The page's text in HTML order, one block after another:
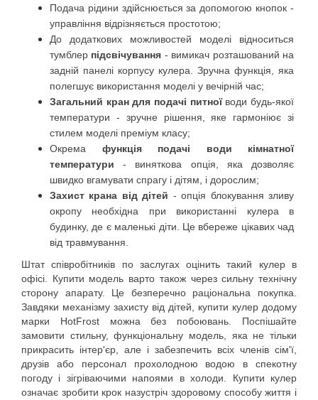
Подача рідини здійснюється за допомогою кнопок -
управління відрізняється простотою;
До додаткових можливостей моделі відноситься
тумблер підсвічування - вимикач розташований на
задній панелі корпусу кулера. Зручна функція, яка
полегшує використання моделі у вечірній час;
Загальний кран для подачі питної води будь-якої
температури - зручне рішення, яке гармоніює зі
стилем моделі преміум класу;
Окрема функція подачі води кімнатної
температури - виняткова опція, яка дозволяє
швидко вгамувати спрагу і дітям, і дорослим;
Захист крана від дітей - опція блокування зливу
окропу необхідна при використанні кулера в
будинку, де є маленькі діти. Це вбереже цікавих чад
від травмування.
Штат співробітників по заслугах оцінить такий кулер в
офісі. Купити модель варто також через сильну технічну
сторону апарату. Це безперечно раціональна покупка.
Завдяки механізму захисту від дітей, купити кулер додому
марки HotFrost можна без побоювань. Поспішайте
замовити стильну, функціональну модель, яка не тільки
прикрасить інтер'єр, але і забезпечить всіх членів сім'ї,
друзів або персонал прохолодною водою в спекотну
погоду і зігріваючими напоями в холоди. Купити кулер
означає зробити крок назустріч здоровому способу життя і